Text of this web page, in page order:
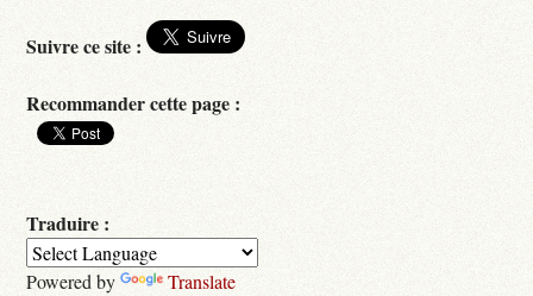
Suivre ce site :
Recommander cette page :
Traduire :
Powered by Translate